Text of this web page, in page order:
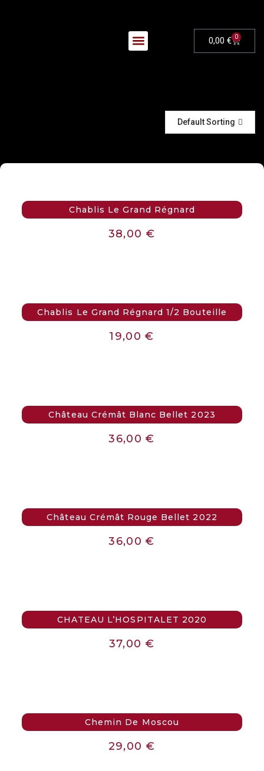
0,00 € 0
Default Sorting
Chablis Le Grand Régnard
38,00 €
Chablis Le Grand Régnard 1/2 Bouteille
19,00€
Château Crémât Blanc Bellet 2023
36,00€
Château Crémât Rouge Bellet 2022
36,00€
CHATEAU L’HOSPITALET 2020
37,00 €
Chemin De Moscou
29,00 €